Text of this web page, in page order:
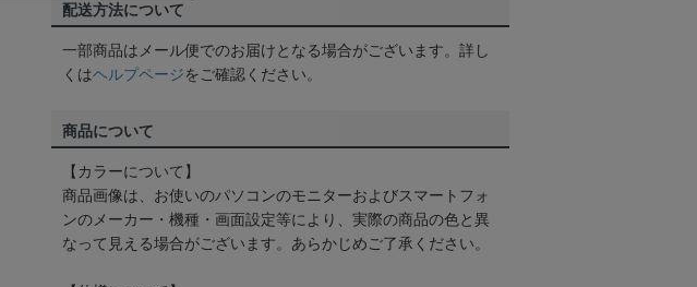
配送方法について
一部商品はメール便でのお届けとなる場合がございます。詳し
くはヘルプページをご確認ください。
商品について
【カラーについて】
商品画像は、お使いのパソコンのモニターおよびスマートフォ
ンのメーカー・機種・画面設定等により、実際の商品の色と異
なって見える場合がございます。あらかじめご了承ください。